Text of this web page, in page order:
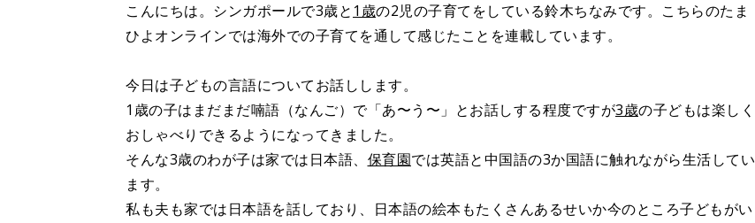
こんにちは。シンガポールで3歳と 1歳の2児の子育てをしている鈴木ちなみです。こちらのたま
ひよオンラインでは海外での子育てを通して感じたことを連載しています。
今日は子どもの言語についてお話しします。
1歳の子はまだまだ喃語（なんご）で「あ〜う〜」とお話しする程度ですが3歳の子どもは楽しく
おしゃべりできるようになってきました。
そんな3歳のわが子は家では日本語、 保育園では英語と中国語の3か国語に触れながら生活してい
ます。
私も夫も家では日本語を話しており、日本語の絵本もたくさんあるせいか今のところ子どもがい